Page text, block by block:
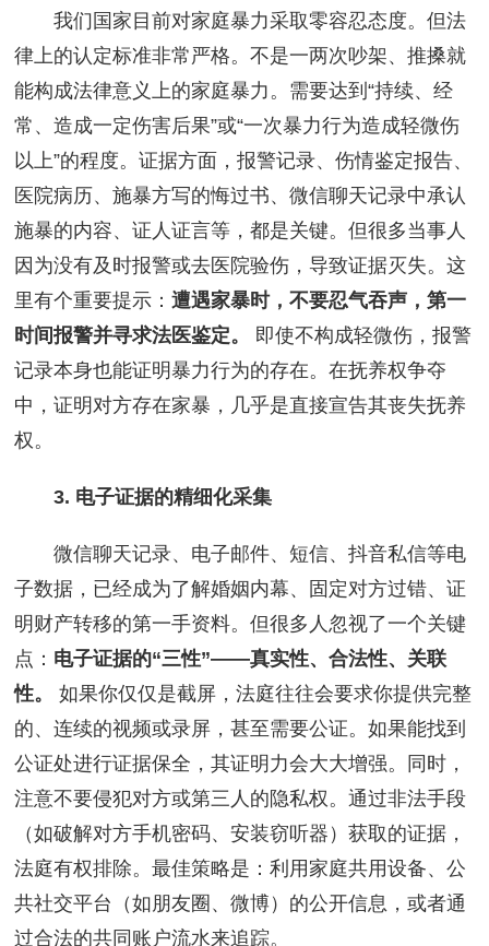
我们国家目前对家庭暴力采取零容忍态度。但法
律上的认定标准非常严格。不是一两次吵架、推搡就
能构成法律意义上的家庭暴力。需要达到“持续、经
常、造成一定伤害后果”或“一次暴力行为造成轻微伤
以上”的程度。证据方面，报警记录、伤情鉴定报告、
医院病历、施暴方写的悔过书、微信聊天记录中承认
施暴的内容、证人证言等，都是关键。但很多当事人
因为没有及时报警或去医院验伤，导致证据灭失。这
里有个重要提示：遭遇家暴时，不要忍气吞声，第一
时间报警并寻求法医鉴定。
即使不构成轻微伤，报警
记录本身也能证明暴力行为的存在。在抚养权争夺
中，证明对方存在家暴，几乎是直接宣告其丧失抚养
权。
3. 电子证据的精细化采集
微信聊天记录、电子邮件、短信、抖音私信等电
子数据，已经成为了解婚姻内幕、固定对方过错、证
明财产转移的第一手资料。但很多人忽视了一个关键
点： 电子证据的“三性”——真实性、合法性、关联
性。
如果你仅仅是截屏，法庭往往会要求你提供完整
的、连续的视频或录屏，甚至需要公证。如果能找到
公证处进行证据保全，其证明力会大大增强。同时，
注意不要侵犯对方或第三人的隐私权。通过非法手段
（如破解对方手机密码、安装窃听器）获取的证据，
法庭有权排除。最佳策略是：利用家庭共用设备、公
共社交平台（如朋友圈、微博）的公开信息，或者通
过合法的共同账户流水来追踪。